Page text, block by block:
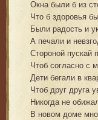
Окна были б из
Что б здоровья
Были радость и
А печали и
Стороной пускай
Чтоб согласно с
Дети бегали в
Чтоб друг друга
Никогда не
В новом доме